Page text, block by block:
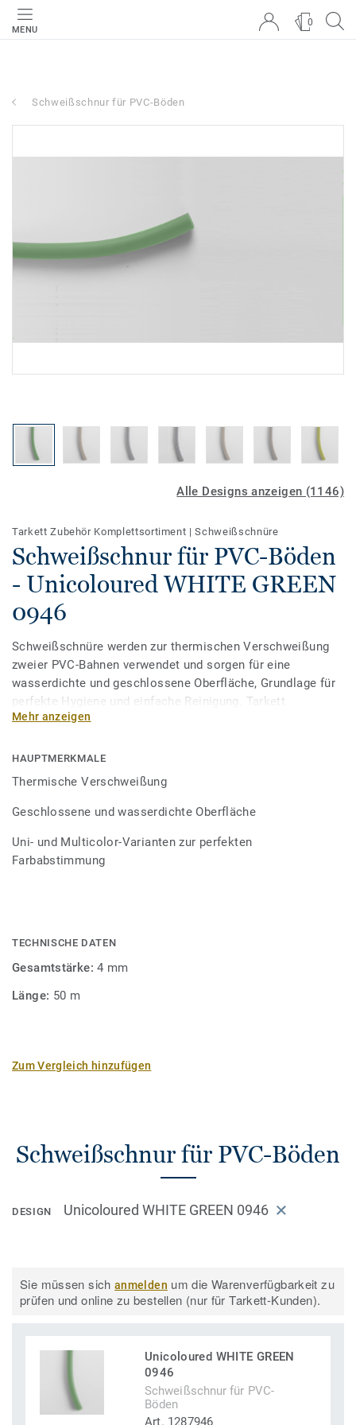
MENU
0
Schweißschnur für PVC-Böden
Alle Designs anzeigen (1146)
Tarkett Zubehör Komplettsortiment |Schweißschnüre
Schweißschnur für PVC-Böden
- Unicoloured WHITE GREEN
0946
Schweißschnüre werden zur thermischen Verschweißung
zweier PVC-Bahnen verwendet und sorgen für eine
wasserdichte und geschlossene Oberfläche, Grundlage für
perfekte Hygiene und einfache Reinigung. Tarkett
Schweißschnüre sind erhältlich in den Varianten Uni und
Bodenbelagssortiment abgestimmt. Durch die Verwendung
von Kontrastfarben lassen sich auch besondere
Mehr anzeigen
HAUPTMERKMALE
Thermische Verschweißung
Geschlossene und wasserdichte Oberfläche
Uni- und Multicolor-Varianten zur perfekten
Farbabstimmung
TECHNISCHE DATEN
Gesamtstärke:4 mm
Länge: 50 m
Zum Vergleich hinzufügen
Schweißschnur für PVC-Böden
DESIGN Unicoloured WHITE GREEN 0946
Sie müssen sichanmelden um die Warenverfügbarkeit zu
prüfen und online zu bestellen (nur für Tarkett-Kunden).
Unicoloured WHITE GREEN
0946
Schweißschnur für PVC-
Böden
Art. 1287946